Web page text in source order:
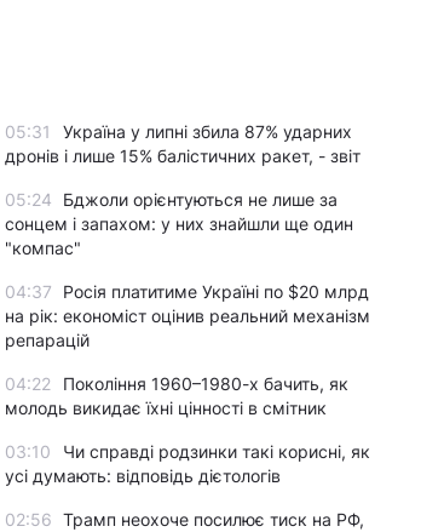
05:31
Україна у липні збила 87% ударних
дронів і лише 15% балістичних ракет, - звіт
05:24
Бджоли орієнтуються не лише за
сонцем і запахом: у них знайшли ще один
"компас"
04:37
Росія платитиме Україні по $20 млрд
на рік: економіст оцінив реальний механізм
репарацій
04:22
Покоління 1960–1980-х бачить, як
молодь викидає їхні цінності в смітник
03:10
Чи справді родзинки такі корисні, як
усі думають: відповідь дієтологів
02:56 Трамп неохоче посилює тиск на РФ,